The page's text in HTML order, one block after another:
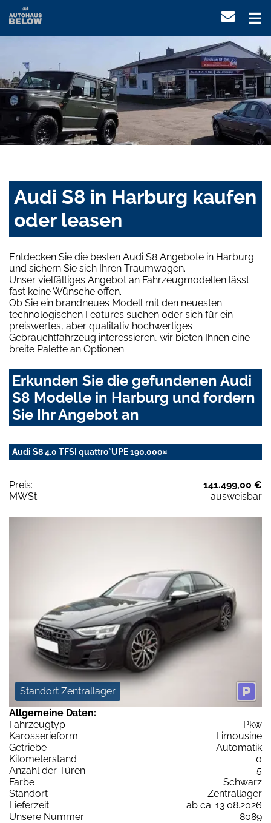
Audi S8 in Harburg kaufen
oder leasen
Entdecken Sie die besten Audi S8 Angebote in Harburg
und sichern Sie sich Ihren Traumwagen.
Unser vielfältiges Angebot an Fahrzeugmodellen lässt
fast keine Wünsche offen.
Ob Sie ein brandneues Modell mit den neuesten
technologischen Features suchen oder sich für ein
preiswertes, aber qualitativ hochwertiges
Gebrauchtfahrzeug interessieren, wir bieten Ihnen eine
breite Palette an Optionen.
Erkunden Sie die gefundenen Audi
S8 Modelle in Harburg und fordern
Sie Ihr Angebot an
Audi S8 4.0 TFSI quattro*UPE 190.000¤
Preis:
141.499,00 €
MWSt:
ausweisbar
Standort Zentrallager
Allgemeine Daten:
Fahrzeugtyp
Pkw
Karosserieform
Limousine
Getriebe
Automatik
Kilometerstand
0
Anzahl der Türen
5
Farbe
Schwarz
Standort
Zentrallager
Lieferzeit
ab ca. 13.08.2026
Unsere Nummer
8089